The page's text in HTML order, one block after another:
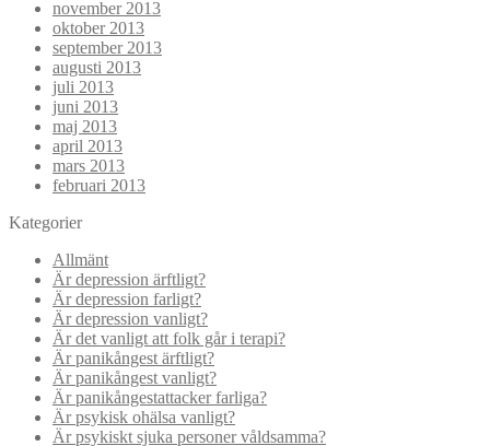
november 2013
oktober 2013
september 2013
augusti 2013
juli 2013
juni 2013
maj 2013
april 2013
mars 2013
februari 2013
Kategorier
Allmänt
Är depression ärftligt?
Är depression farligt?
Är depression vanligt?
Är det vanligt att folk går i terapi?
Är panikångest ärftligt?
Är panikångest vanligt?
Är panikångestattacker farliga?
Är psykisk ohälsa vanligt?
Är psykiskt sjuka personer våldsamma?